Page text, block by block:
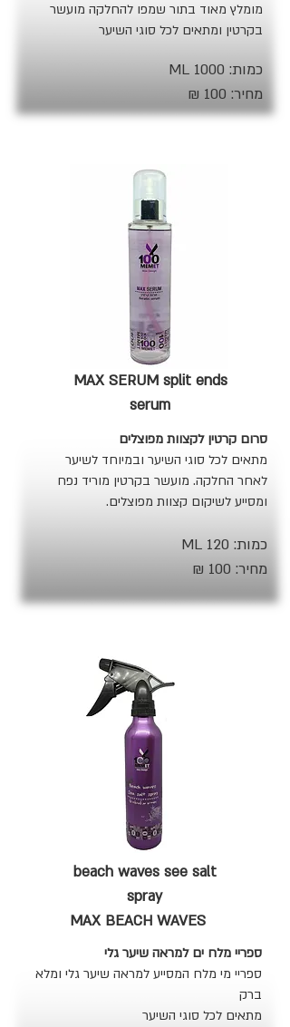
מומלץ מאוד בתור שמפו להחלקה מועשר
בקרטין ומתאים לכל סוגי השיער
כמות: 1000 ML
מחיר: 100 ₪
MAX SERUM split ends
serum
סרום קרטין לקצוות מפוצלים
מתאים לכל סוגי השיער ובמיוחד לשיער
לאחר החלקה. מועשר בקרטין מוריד נפח
ומסייע לשיקום קצוות מפוצלים.
כמות: 120 ML
מחיר: 100 ₪
beach waves see salt
spray
ספריי מלח ים למראה שיער גלי
ספריי מי מלח המסייע למראה שיער גלי ומלא
ברק
מתאים לכל סוגי השיער